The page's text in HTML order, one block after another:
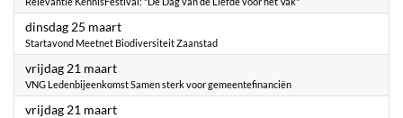
dinsdag 25 maart2025
Startavond Meetnet Biodiversiteit Zaanstad
vrijdag 21 maart2025
VNG Ledenbijeenkomst Samen sterk voor gemeentefinanciën
vrijdag 21 maart2025